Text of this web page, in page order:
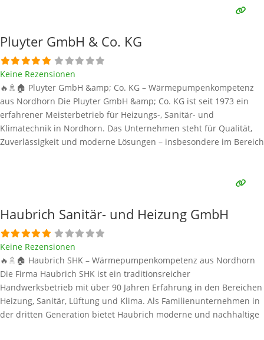
Pluyter GmbH & Co. KG
Keine Rezensionen
🔥🚿🏠 Pluyter GmbH &amp; Co. KG – Wärmepumpenkompetenz
aus Nordhorn Die Pluyter GmbH &amp; Co. KG ist seit 1973 ein
erfahrener Meisterbetrieb für Heizungs-, Sanitär- und
Klimatechnik in Nordhorn. Das Unternehmen steht für Qualität,
Zuverlässigkeit und moderne Lösungen – insbesondere im Bereich
Weiterlesen …
Haubrich Sanitär- und Heizung GmbH
Keine Rezensionen
🔥🚿🏠 Haubrich SHK – Wärmepumpenkompetenz aus Nordhorn
Die Firma Haubrich SHK ist ein traditionsreicher
Handwerksbetrieb mit über 90 Jahren Erfahrung in den Bereichen
Heizung, Sanitär, Lüftung und Klima. Als Familienunternehmen in
der dritten Generation bietet Haubrich moderne und nachhaltige